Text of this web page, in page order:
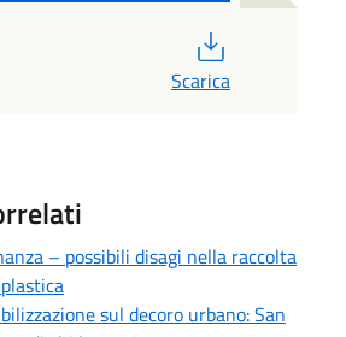
Scarica
– possibili disagi nella raccolta
sul decoro urbano: San